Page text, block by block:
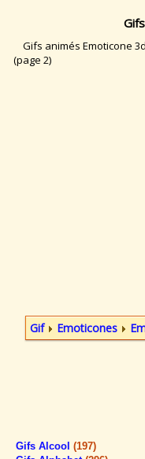
Gifs animés Emoticone
(page 2)
Gif Emoticones
Gifs Alcool (197)